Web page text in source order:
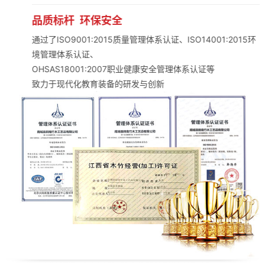
品质标杆 环保安全
通过了ISO9001:2015质量管理体系认证、ISO14001:2015环
境管理体系认证、
OHSAS18001:2007职业健康安全管理体系认证等
致力于现代化教育装备的研发与创新